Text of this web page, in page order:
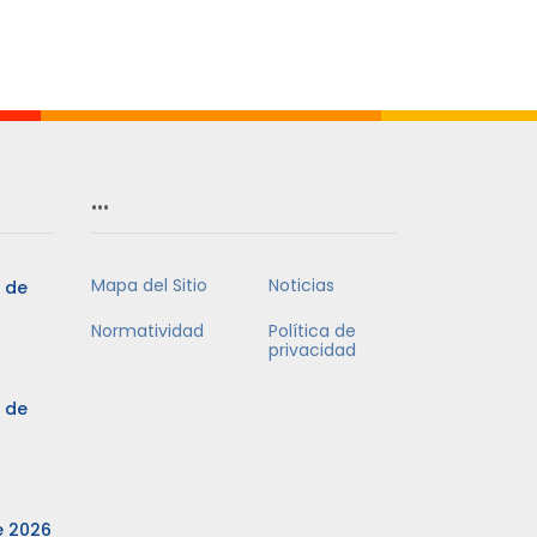
de
de
2026
…
Mapa del Sitio
Noticias
Normatividad
Política de
privacidad